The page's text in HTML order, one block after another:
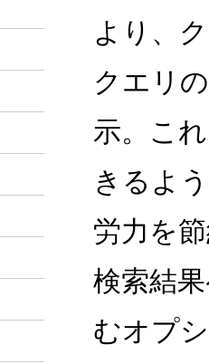
より、
クエリ
示。こ
きるよ
労力を
検索結
むオプ